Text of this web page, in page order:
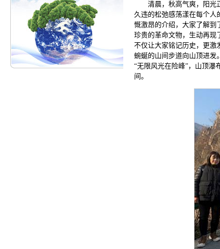
清晨，秋高气爽，阳光
久违的松弛感荡漾在每个人
慨激昂的介绍，大家了解到
珍贵的革命文物，生动再现
不仅让大家铭记历史，更激
蜿蜒的山间步道向山顶进发
“无限风光在险峰”，山顶瀑
间。